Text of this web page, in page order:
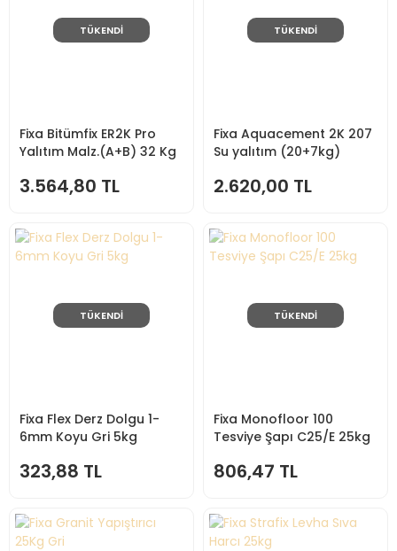
TÜKENDİ
Fixa Bitümfix ER2K Pro
Yalıtım Malz.(A+B) 32 Kg
3.564,80 TL
TÜKENDİ
Fixa Aquacement 2K 207
Su yalıtım (20+7kg)
2.620,00 TL
TÜKENDİ
Fixa Flex Derz Dolgu 1-
6mm Koyu Gri 5kg
323,88 TL
TÜKENDİ
Fixa Monofloor 100
Tesviye Şapı C25/E 25kg
806,47 TL